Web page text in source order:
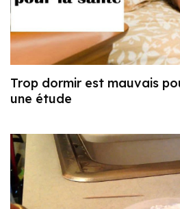
Trop dormir est mauvais
une étude